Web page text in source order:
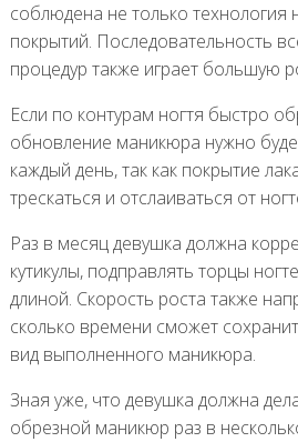
соблюдена не только технология
покрытий. Последовательность
процедур также играет большую
Если по контурам ногтя быстро
обновление маникюра нужно
каждый день, так как покрытие
трескаться и отслаиваться от
Раз в месяц девушка должна
кутикулы, подправлять торцы
длиной. Скорость роста также
сколько времени сможет
вид выполненного маникюра.
Зная уже, что девушка должна
обрезной маникюр раз в